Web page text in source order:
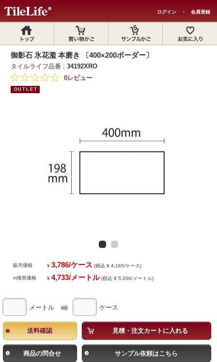
ログイン ・ 会員登録
御影石 氷花濫 本磨き 〔400×200ボーダー〕
タイルライフ品番 :34192XRO
0レビュー
OUTLET
販売価格 ¥3,786/ケース (税込 ¥ 4,165/ケース)
m換算価格 ¥4,733/メートル(税込 ¥ 5,206/メートル)
メートル ケース
送料確認 見積・注文カートに入れる
商品の問合せ サンプル依頼はこちら